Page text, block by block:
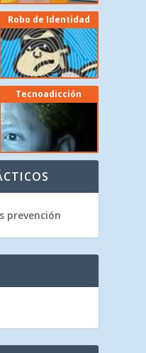
Robo de Identidad
Tecnoadicción
prevención